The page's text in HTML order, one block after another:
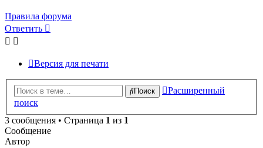
Правила форума
Ответить
Версия для печати
Поиск
Расширенный
поиск
3 сообщения • Страница 1 из 1
Сообщение
Автор